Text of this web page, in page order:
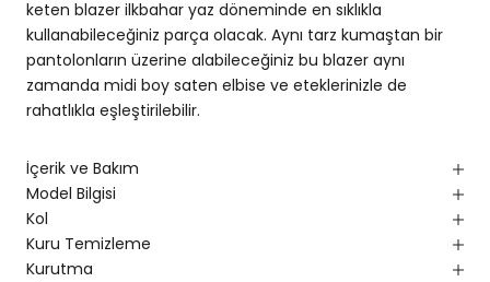
keten blazer ilkbahar yaz döneminde en sıklıkla
kullanabileceğiniz parça olacak. Aynı tarz kumaştan bir
pantolonların üzerine alabileceğiniz bu blazer aynı
zamanda midi boy saten elbise ve eteklerinizle de
rahatlıkla eşleştirilebilir.
İçerik ve Bakım
Model Bilgisi
Kol
Kuru Temizleme
Kurutma